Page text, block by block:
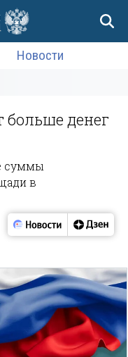
Новости
денег
суммы
в